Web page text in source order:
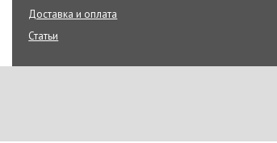
Доставка и оплата
Статьи